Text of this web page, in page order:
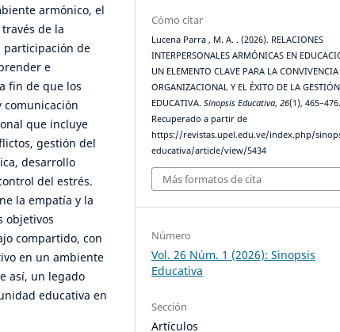
armónico, el
de la
participación de
e
fin de que los
que incluye
gestión del
desarrollo
del estrés.
la empatía y la
objetivos
compartido, con
en un ambiente
así, un legado
educativa en
Cómo citar
Lucena Parra , M. A. . (2026). RELACIONES
INTERPERSONALES ARMÓNICAS EN
UN ELEMENTO CLAVE PARA LA CONVIVENCIA
ORGANIZACIONAL Y EL ÉXITO DE LA GESTIÓN
EDUCATIVA.Sinopsis Educativa,26(1), 465–476.
Recuperado a partir de
https://revistas.upel.edu.ve/index.php/
educativa/article/view/5434
Más formatos de cita
Número
Vol. 26 Núm. 1 (2026): Sinopsis
Educativa
Sección
Artículos